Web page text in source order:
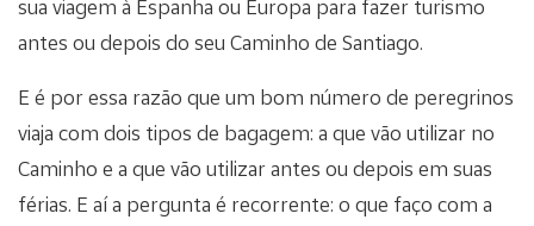
sua viagem à Espanha ou Europa para fazer turismo
antes ou depois do seu Caminho de Santiago.
E é por essa razão que um bom número de peregrinos
viaja com dois tipos de bagagem: a que vão utilizar no
Caminho e a que vão utilizar antes ou depois em suas
férias. E aí a pergunta é recorrente: o que faço com a